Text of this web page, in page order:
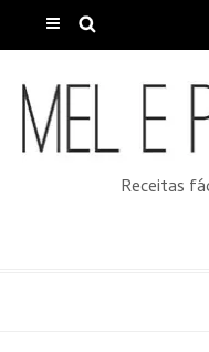
Receitas